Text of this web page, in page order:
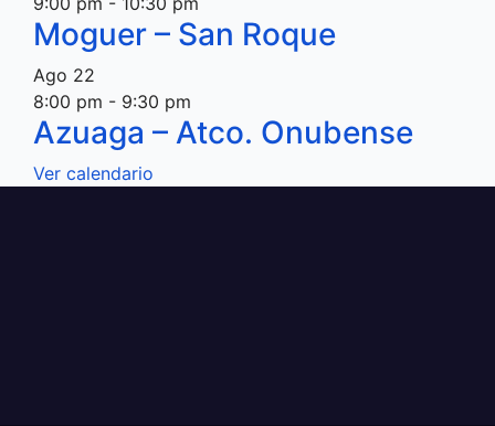
Moguer – San Roque
Ago 22
8:00 pm - 9:30 pm
Azuaga – Atco. Onubense
Ver calendario